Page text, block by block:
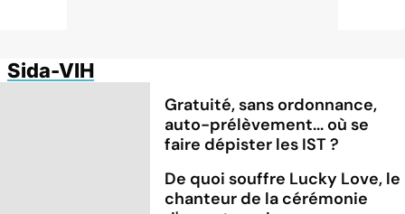
Sida-VIH
Gratuité, sans ordonnance,
auto-prélèvement... où se
faire dépister les IST ?
De quoi souffre Lucky Love, le
chanteur de la cérémonie